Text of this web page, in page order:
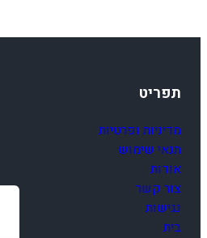
תפריט
מדיניות ופרטיות
תנאי שימוש
אודות
צור קשר
נגישות
בית